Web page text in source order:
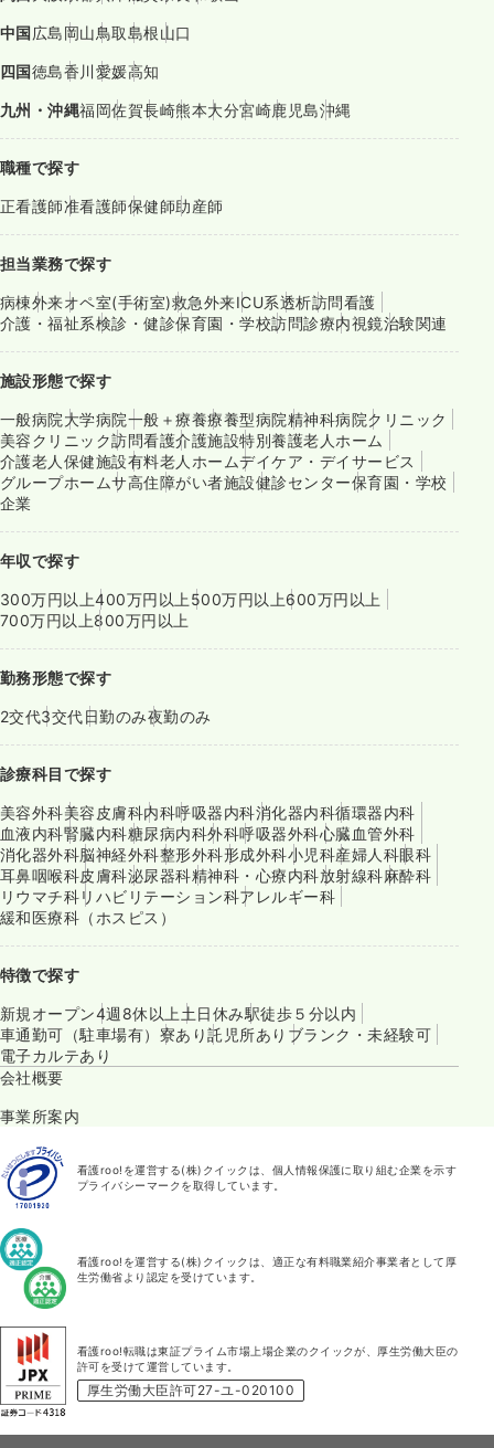
中国広島岡山鳥取島根山口
四国徳島香川愛媛高知
九州・沖縄福岡佐賀長崎熊本大分宮崎鹿児島沖縄
職種で探す
正看護師准看護師保健師助産師
担当業務で探す
病棟外来オペ室(手術室)救急外来ICU系透析訪問看護
介護・福祉系検診・健診保育園・学校訪問診療内視鏡治験関連
施設形態で探す
一般病院大学病院一般＋療養療養型病院精神科病院クリニック
美容クリニック訪問看護介護施設特別養護老人ホーム
介護老人保健施設有料老人ホームデイケア・デイサービス
グループホームサ高住障がい者施設健診センター保育園・学校
企業
年収で探す
300万円以上400万円以上 500万円以上600万円以上
700万円以上800万円以上
勤務形態で探す
2交代3交代日勤のみ夜勤のみ
診療科目で探す
美容外科美容皮膚科内科呼吸器内科消化器内科循環器内科
血液内科腎臓内科糖尿病内科外科呼吸器外科心臓血管外科
消化器外科脳神経外科整形外科形成外科小児科産婦人科眼科
耳鼻咽喉科皮膚科泌尿器科精神科・心療内科放射線科麻酔科
リウマチ科リハビリテーション科アレルギー科
緩和医療科（ホスピス）
特徴で探す
新規オープン4週8休以上 土日休み駅徒歩５分以内
車通勤可（駐車場有） 寮あり託児所あり ブランク・未経験可
電子カルテあり
会社概要
事業所案内
看護roo!を運営する(株)クイックは、個人情報保護に取り組む企業を示す
プライバシーマークを取得しています。
看護roo!を運営する(株)クイックは、適正な有料職業紹介事業者として厚
生労働省より認定を受けています。
看護roo!転職は東証プライム市場上場企業のクイックが、厚生労働大臣の
許可を受けて運営しています。
厚生労働大臣許可27-ユ-020100